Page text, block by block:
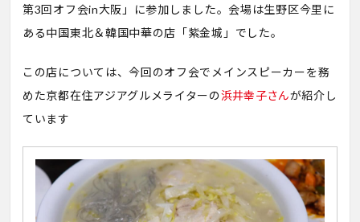
第3回オフ会in大阪」に参加しました。会場は生野区今里に
ある中国東北＆韓国中華の店「紫金城」でした。
この店については、今回のオフ会でメインスピーカーを務
めた京都在住アジアグルメライターの浜井幸子さんが紹介し
ています